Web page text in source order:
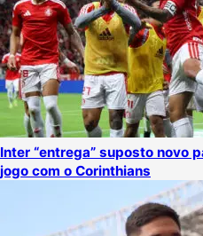
Inter “entrega” suposto novo
jogo com o Corinthians